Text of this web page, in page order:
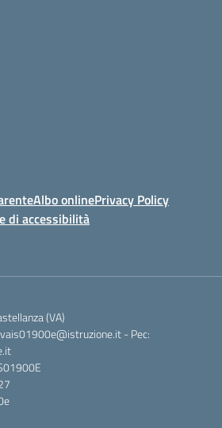
Albo onlinePrivacy Policy
di accessibilità
(VA)
- Pec: